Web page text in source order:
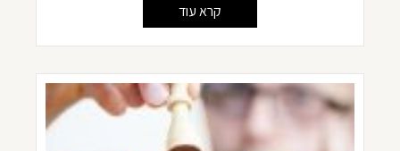
קרא עוד